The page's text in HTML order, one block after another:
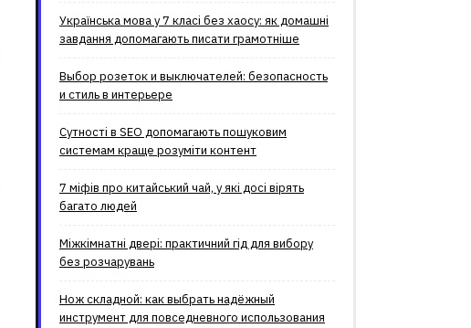
Українська мова у 7 класі без хаосу: як домашні
завдання допомагають писати грамотніше
Выбор розеток и выключателей: безопасность
и стиль в интерьере
Сутності в SEO допомагають пошуковим
системам краще розуміти контент
7 міфів про китайський чай, у які досі вірять
багато людей
Міжкімнатні двері: практичний гід для вибору
без розчарувань
Нож складной: как выбрать надёжный
инструмент для повседневного использования